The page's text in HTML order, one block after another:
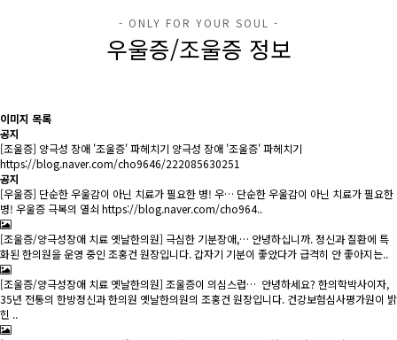
우울증/조울증 정보
이미지 목록
공지
[조울증] 양극성 장애 '조울증' 파헤치기 양극성 장애 '조울증' 파헤치기
https://blog.naver.com/cho9646/222085630251
공지
[우울증] 단순한 우울감이 아닌 치료가 필요한 병! 우… 단순한 우울감이 아닌 치료가 필요한
병! 우울증 극복의 열쇠 https://blog.naver.com/cho964..
[조울증/양극성장애 치료 옛날한의원] 극심한 기분장애,… 안녕하십니까. 정신과 질환에 특
화된 한의원을 운영 중인 조홍건 원장입니다. 갑자기 기분이 좋았다가 급격히 안 좋아지는..
[조울증/양극성장애 치료 옛날한의원] 조울증이 의심스럽… 안녕하세요? 한의학박사이자,
35년 전통의 한방정신과 한의원 옛날한의원의 조홍건 원장입니다. 건강보험심사평가원이 밝
힌 ..